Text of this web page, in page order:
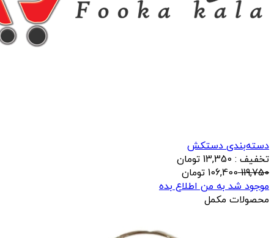
دسته‌بندی دستکش
تخفیف : 13,350 تومان
119,750
106,400 تومان
موجود شد به من اطلاع بده
محصولات مکمل